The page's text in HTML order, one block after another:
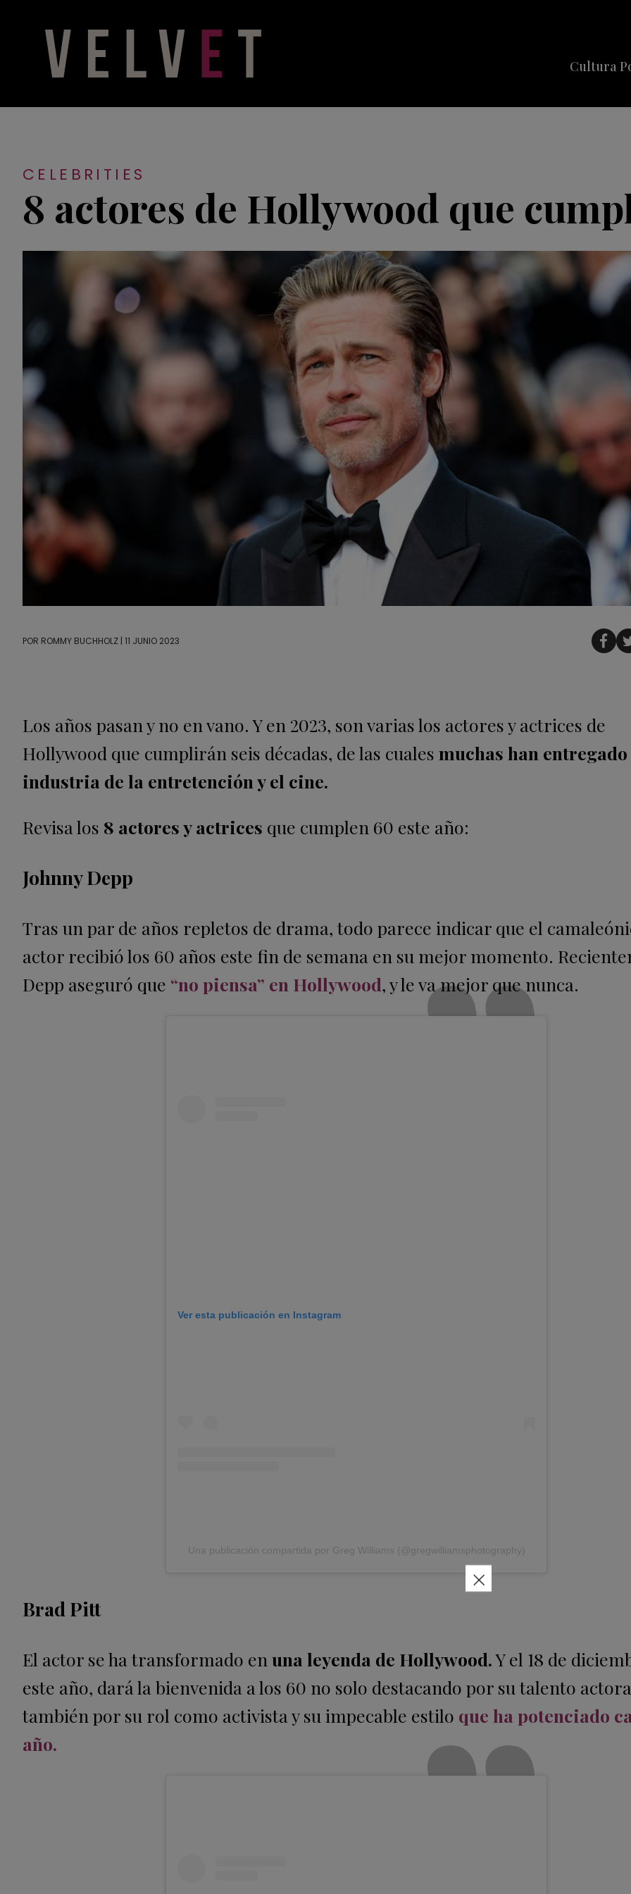
Cultura
CELEBRITIES
8 actores de Hollywood que
POR ROMMY BUCHHOLZ | 11 JUNIO 2023
Los años pasan y no en vano. Y en 2023, son varias los actores y actrices de
Hollywood que cumplirán seis décadas, de las cuales muchas han entregado
industria de la entretención y el cine.
Revisa los 8 actores y actrices que cumplen 60 este año:
Johnny Depp
Tras un par de años repletos de drama, todo parece indicar que el
actor recibió los 60 años este fin de semana en su mejor momento.
Depp aseguró que “no piensa” en Hollywood, y le va mejor que nunca.
Ver esta publicación en Instagram
Una publicación compartida por Greg Williams (@gregwilliamsphotography)
Brad Pitt
El actor se ha transformado en una leyenda de Hollywood.Y el 18 de
este año, dará la bienvenida a los 60 no solo destacando por su talento
también por su rol como activista y su impecable estilo que ha potenciado
año.
×